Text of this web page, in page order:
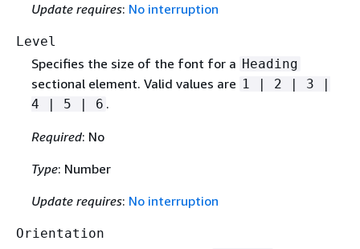
Update requires: No interruption
Level
Specifies the size of the font for a Heading
sectional element. Valid values are 1 | 2 | 3 |
4 | 5 | 6 .
Required: No
Type: Number
Update requires: No interruption
Orientation